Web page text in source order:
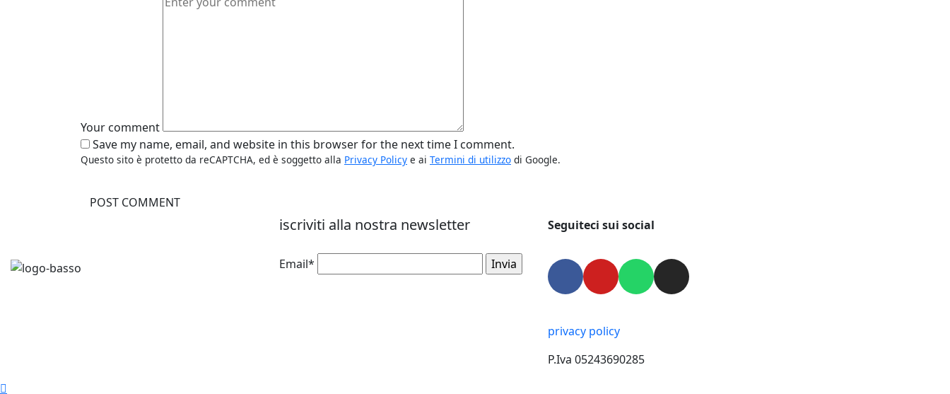
Your comment
Save my name, email, and website in this browser for the next time I comment.
Questo sito è protetto da reCAPTCHA, ed è soggetto alla Privacy Policy e ai Termini di utilizzo di Google.
iscriviti alla nostra newsletter
Email*
Seguiteci sui social
privacy policy
P.Iva 05243690285